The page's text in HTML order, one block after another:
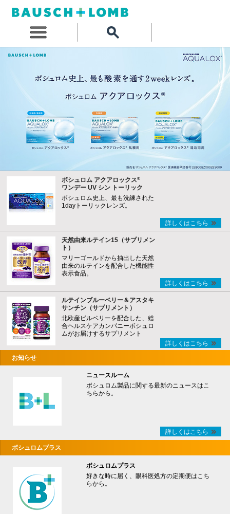
ボシュロム アクアロックス®
ワンデー UV シン トーリック
ボシュロム史上、最も洗練された
1dayトーリックレンズ。
詳しくはこちら
天然由来ルテイン15（サプリメン
ト）
マリーゴールドから抽出した天然
由来のルテインを配合した機能性
表示食品。
詳しくはこちら
ルテインブルーベリー＆アスタキ
サンチン（サプリメント）
北欧産ビルベリーを配合した、総
合ヘルスケアカンパニーボシュロ
ムがお届けするサプリメント
詳しくはこちら
お知らせ
ニュースルーム
ボシュロム製品に関する最新のニュースはこ
ちらから。
詳しくはこちら
ボシュロムプラス
ボシュロムプラス
好きな時に届く、眼科医処方の定期便はこち
らから。